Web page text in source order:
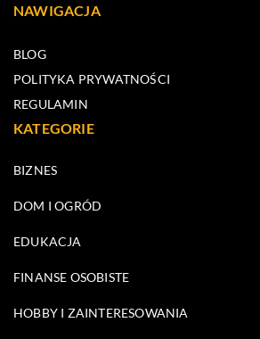
NAWIGACJA
BLOG
POLITYKA PRYWATNOŚCI
REGULAMIN
KATEGORIE
BIZNES
DOM I OGRÓD
EDUKACJA
FINANSE OSOBISTE
HOBBY I ZAINTERESOWANIA